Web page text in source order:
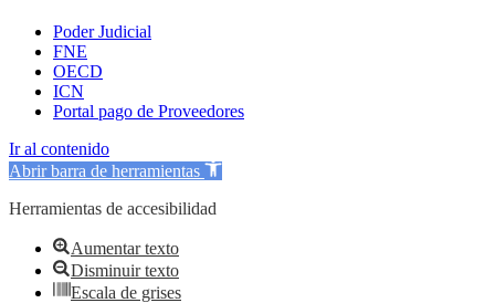
Poder Judicial
FNE
OECD
ICN
Portal pago de Proveedores
Ir al contenido
Abrir barra de herramientas
Herramientas de accesibilidad
Aumentar texto
Disminuir texto
Escala de grises